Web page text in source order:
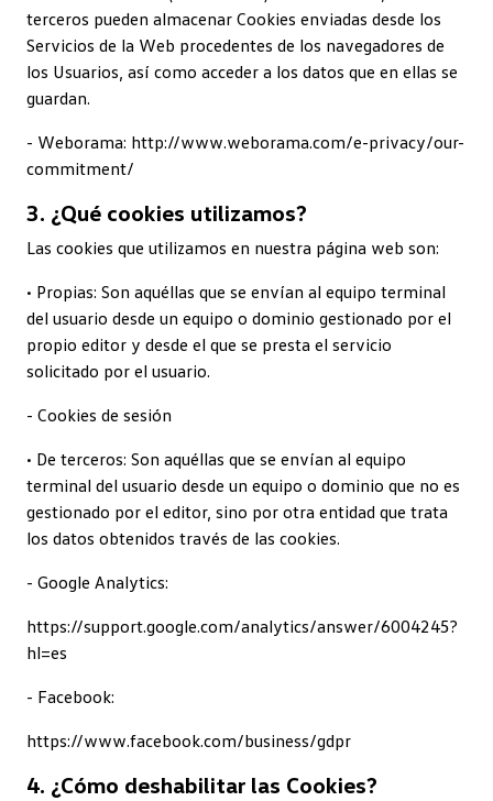
terceros pueden almacenar Cookies enviadas desde los
Servicios de la Web procedentes de los navegadores de
los Usuarios, así como acceder a los datos que en ellas se
guardan.
- Weborama: http://www.weborama.com/e-privacy/our-
commitment/
3. ¿Qué cookies utilizamos?
Las cookies que utilizamos en nuestra página web son:
• Propias: Son aquéllas que se envían al equipo terminal
del usuario desde un equipo o dominio gestionado por el
propio editor y desde el que se presta el servicio
solicitado por el usuario.
- Cookies de sesión
• De terceros: Son aquéllas que se envían al equipo
terminal del usuario desde un equipo o dominio que no es
gestionado por el editor, sino por otra entidad que trata
los datos obtenidos través de las cookies.
- Google Analytics:
https://support.google.com/analytics/answer/6004245?
hl=es
- Facebook:
https://www.facebook.com/business/gdpr
4. ¿Cómo deshabilitar las Cookies?